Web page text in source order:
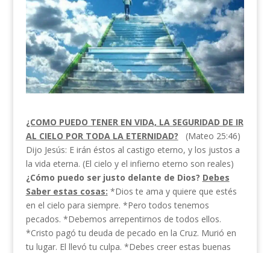
¿COMO PUEDO TENER EN VIDA, LA SEGURIDAD DE IR
AL CIELO POR TODA LA ETERNIDAD? (Mateo 25:46)
Dijo Jesús: E irán éstos al castigo eterno, y los justos a
la vida eterna. (El cielo y el infierno eterno son reales)
¿Cómo puedo ser justo delante de Dios? Debes
Saber estas cosas: *Dios te ama y quiere que estés
en el cielo para siempre. *Pero todos tenemos
pecados. *Debemos arrepentirnos de todos ellos.
*Cristo pagó tu deuda de pecado en la Cruz. Murió en
tu lugar. El llevó tu culpa. *Debes creer estas buenas